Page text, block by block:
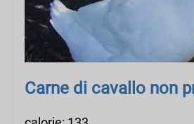
Carne di cavallo non